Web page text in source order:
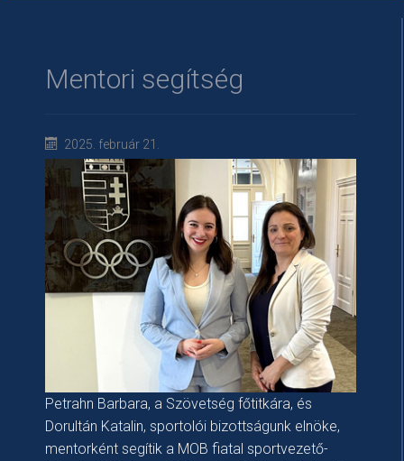
Mentori segítség
2025. február 21.
Petrahn Barbara, a Szövetség főtitkára, és
Dorultán Katalin, sportolói bizottságunk elnöke,
mentorként segítik a MOB fiatal sportvezető-